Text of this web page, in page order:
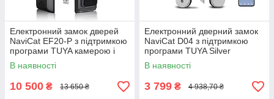
Електронний замок дверей
NaviCat EF20-P з підтримкою
програми TUYA камерою і
Face ID Grey
В наявності
10 500 ₴ 13 650 ₴
Електронний дверний замок
NaviCat D04 з підтримкою
програми TUYA Silver
В наявності
3 799 ₴ 4 938,70 ₴